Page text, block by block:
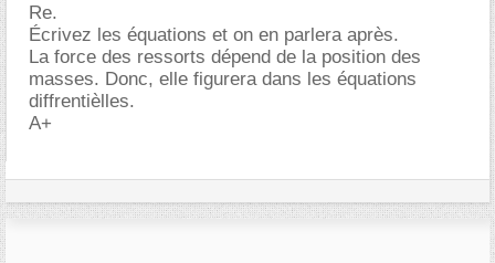
Re.
Écrivez les équations et on en parlera après.
La force des ressorts dépend de la position des
masses. Donc, elle figurera dans les équations
diffrentièlles.
A+